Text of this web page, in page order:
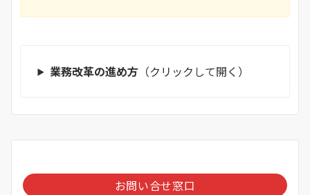
業務改⾰の進め⽅（クリックして開く）
お問い合せ窓口